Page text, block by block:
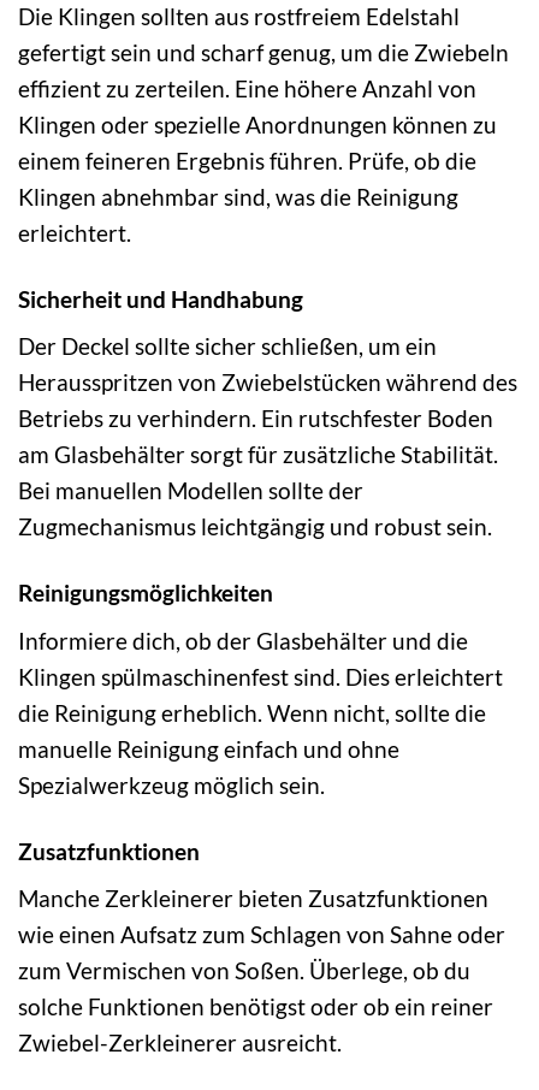
Die Klingen sollten aus rostfreiem Edelstahl
gefertigt sein und scharf genug, um die Zwiebeln
effizient zu zerteilen. Eine höhere Anzahl von
Klingen oder spezielle Anordnungen können zu
einem feineren Ergebnis führen. Prüfe, ob die
Klingen abnehmbar sind, was die Reinigung
erleichtert.
Sicherheit und Handhabung
Der Deckel sollte sicher schließen, um ein
Herausspritzen von Zwiebelstücken während des
Betriebs zu verhindern. Ein rutschfester Boden
am Glasbehälter sorgt für zusätzliche Stabilität.
Bei manuellen Modellen sollte der
Zugmechanismus leichtgängig und robust sein.
Reinigungsmöglichkeiten
Informiere dich, ob der Glasbehälter und die
Klingen spülmaschinenfest sind. Dies erleichtert
die Reinigung erheblich. Wenn nicht, sollte die
manuelle Reinigung einfach und ohne
Spezialwerkzeug möglich sein.
Zusatzfunktionen
Manche Zerkleinerer bieten Zusatzfunktionen
wie einen Aufsatz zum Schlagen von Sahne oder
zum Vermischen von Soßen. Überlege, ob du
solche Funktionen benötigst oder ob ein reiner
Zwiebel-Zerkleinerer ausreicht.